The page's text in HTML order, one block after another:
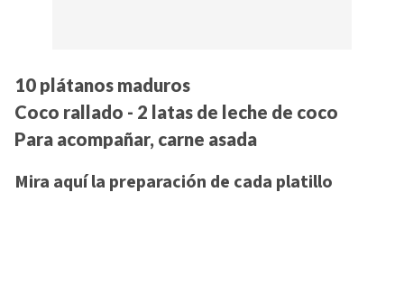
10 plátanos maduros
Coco rallado - 2 latas de leche de coco
Para acompañar, carne asada
Mira aquí la preparación de cada platillo